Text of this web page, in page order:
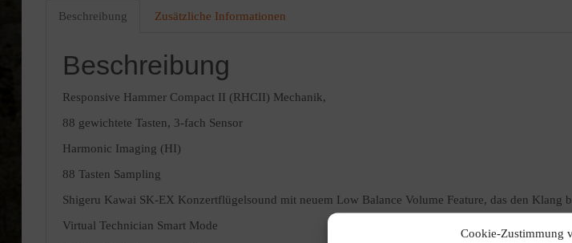
Cookie-Zustimmung
Beschreibung Zusätzliche Informationen
Beschreibung
Responsive Hammer Compact II (RHCII) Mechanik,
88 gewichtete Tasten, 3-fach Sensor
Harmonic Imaging (HI)
88 Tasten Sampling
Shigeru Kawai SK-EX Konzertflügelsound mit neuem Low Balance Volume Feature, das den Klang
Virtual Technician Smart Mode